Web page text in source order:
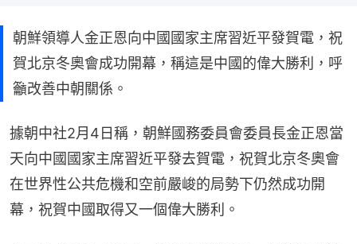
朝鮮領導人金正恩向中國國家主席習近平發賀電，祝
賀北京冬奧會成功開幕，稱這是中國的偉大勝利，呼
籲改善中朝關係。
據朝中社2月4日稱，朝鮮國務委員會委員長金正恩當
天向中國國家主席習近平發去賀電，祝賀北京冬奧會
在世界性公共危機和空前嚴峻的局勢下仍然成功開
幕，祝賀中國取得又一個偉大勝利。